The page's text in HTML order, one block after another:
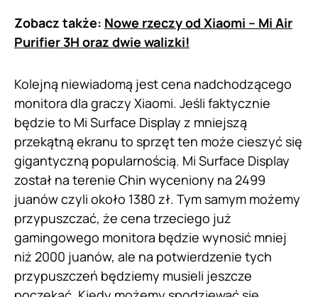
Zobacz także: Nowe rzeczy od Xiaomi – Mi Air
Purifier 3H oraz dwie walizki!
Kolejną niewiadomą jest cena nadchodzącego
monitora dla graczy Xiaomi. Jeśli faktycznie
będzie to Mi Surface Display z mniejszą
przekątną ekranu to sprzęt ten może cieszyć się
gigantyczną popularnością. Mi Surface Display
został na terenie Chin wyceniony na 2499
juanów czyli około 1380 zł. Tym samym możemy
przypuszczać, że cena trzeciego już
gamingowego monitora będzie wynosić mniej
niż 2000 juanów, ale na potwierdzenie tych
przypuszczeń będziemy musieli jeszcze